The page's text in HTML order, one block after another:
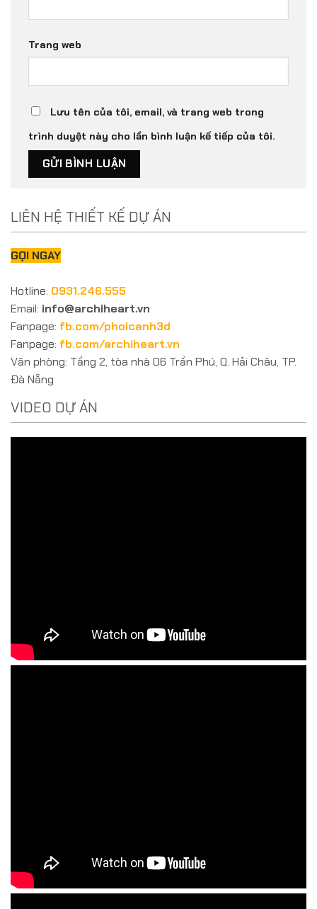
Trang web
Lưu tên của tôi, email, và trang web trong
trình duyệt này cho lần bình luận kế tiếp của tôi.
LIÊN HỆ THIẾT KẾ DỰ ÁN
GỌI NGAY
Hotline: 0931.246.555
Email: info@archiheart.vn
Fanpage: fb.com/phoicanh3d
Fanpage: fb.com/archiheart.vn
Văn phòng: Tầng 2, tòa nhà 06 Trần Phú, Q. Hải Châu, TP.
Đà Nẵng
VIDEO DỰ ÁN